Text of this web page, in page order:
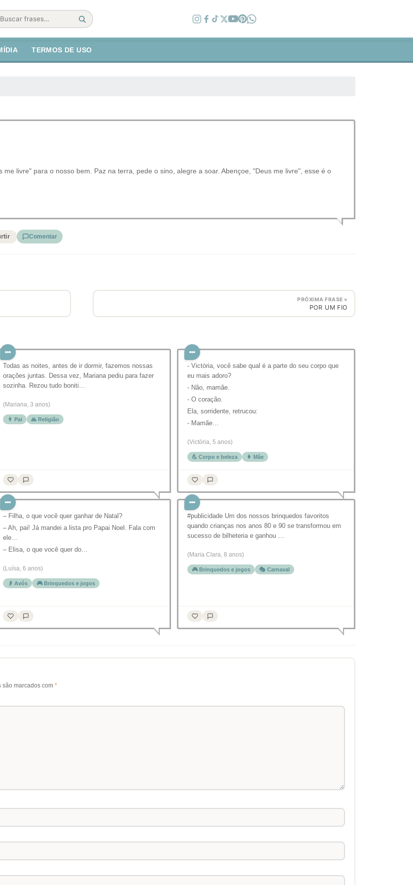
TERMOS DE USO
livre" para o nosso bem. Paz na terra, pede o sino, alegre a soar. Abençoe, "Deus me livre", esse é o
Comentar
PRÓXIMA FRASE »
POR UM FIO
Todas as noites, antes de ir dormir, fazemos nossas
orações juntas. Dessa vez, Mariana pediu para fazer
sozinha. Rezou tudo boniti…
(Mariana, 3 anos)
👨 Pai 🙏 Religião
- Victória, você sabe qual é a parte do seu corpo que
eu mais adoro?
- Não, mamãe.
- O coração.
Ela, sorridente, retrucou:
- Mamãe…
(Victória, 5 anos)
💪 Corpo e beleza 👩 Mãe
– Filha, o que você quer ganhar de Natal?
– Ah, pai! Já mandei a lista pro Papai Noel. Fala com
ele...
– Elisa, o que você quer do…
(Luísa, 6 anos)
👴 Avós 🎮 Brinquedos e jogos
#publicidade Um dos nossos brinquedos favoritos
quando crianças nos anos 80 e 90 se transformou em
sucesso de bilheteria e ganhou …
(Maria Clara, 8 anos)
🎮 Brinquedos e jogos 🎭 Carnaval
são marcados com *